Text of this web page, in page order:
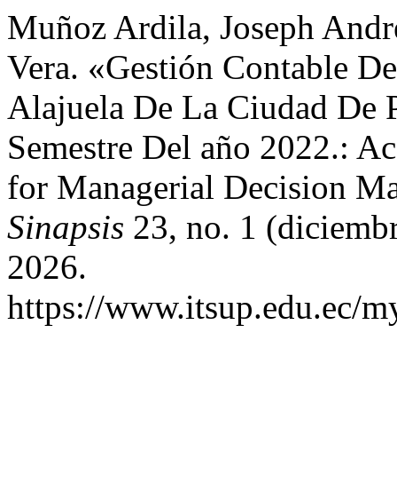
Muñoz Ardila, Joseph
Vera. «Gestión Contable
Alajuela De La Ciudad De
Semestre Del año 2022.:
for Managerial Decision
Sinapsis 23, no. 1
2026.
https://www.itsup.edu.ec/